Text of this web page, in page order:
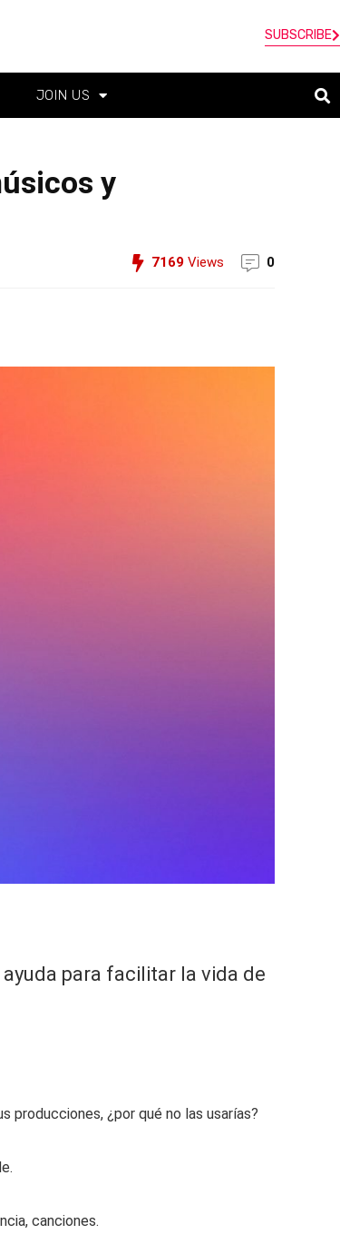
SUBSCRIBE
JOIN US
y
7169 Views 0
para facilitar la vida de
producciones, ¿por qué no las usarías?
canciones.